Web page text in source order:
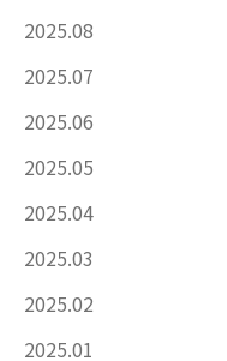
2025.08
2025.07
2025.06
2025.05
2025.04
2025.03
2025.02
2025.01